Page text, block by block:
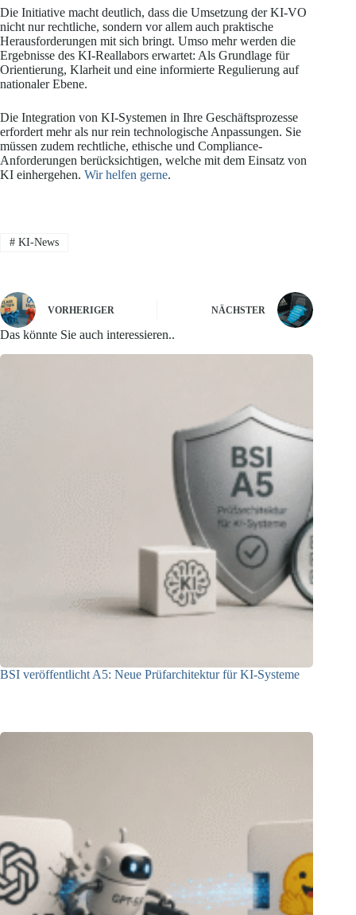
Die Initiative macht deutlich, dass die Umsetzung der KI-VO
nicht nur rechtliche, sondern vor allem auch praktische
Herausforderungen mit sich bringt. Umso mehr werden die
Ergebnisse des KI-Reallabors erwartet: Als Grundlage für
Orientierung, Klarheit und eine informierte Regulierung auf
nationaler Ebene.
Die Integration von KI-Systemen in Ihre Geschäftsprozesse
erfordert mehr als nur rein technologische Anpassungen. Sie
müssen zudem rechtliche, ethische und Compliance-
Anforderungen berücksichtigen, welche mit dem Einsatz von
KI einhergehen. Wir helfen gerne.
#KI-News
VORHERIGER NÄCHSTER
Das könnte Sie auch interessieren..
BSI veröffentlicht A5: Neue Prüfarchitektur für KI-Systeme